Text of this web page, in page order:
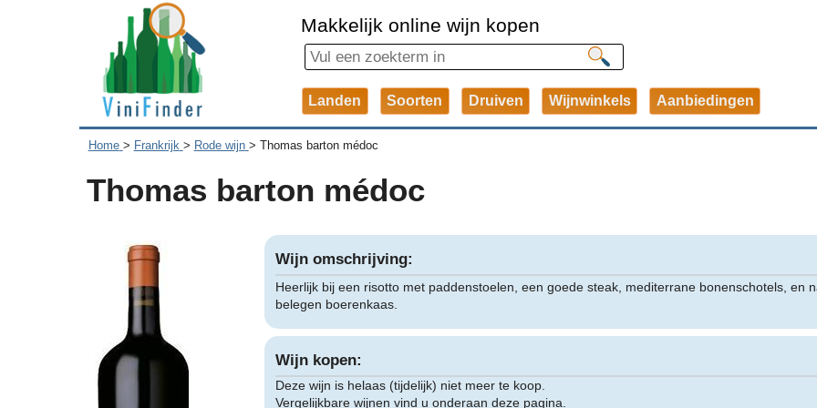
Makkelijk online wijn kopen
Landen Soorten Druiven Wijnwinkels Aanbiedingen
Home > Frankrijk > Rode wijn > Thomas barton médoc
Thomas barton médoc
Wijn omschrijving:
Heerlijk bij een risotto met paddenstoelen, een goede steak, mediterrane bonenschotels, en
belegen boerenkaas.
Wijn kopen:
Deze wijn is helaas (tijdelijk) niet meer te koop.
Vergelijkbare wijnen vind u onderaan deze pagina.